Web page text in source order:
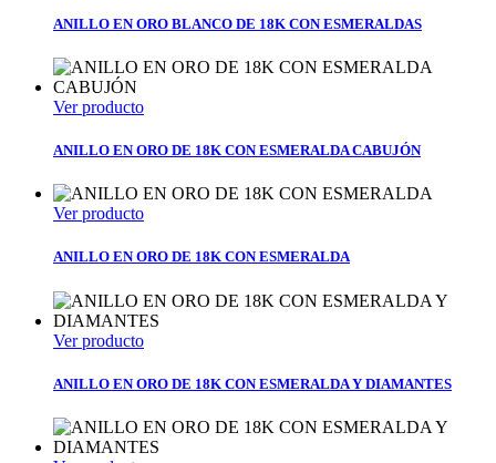
ANILLO EN ORO BLANCO DE 18K CON ESMERALDAS
Ver producto
ANILLO EN ORO DE 18K CON ESMERALDA CABUJÓN
Ver producto
ANILLO EN ORO DE 18K CON ESMERALDA
Ver producto
ANILLO EN ORO DE 18K CON ESMERALDA Y DIAMANTES